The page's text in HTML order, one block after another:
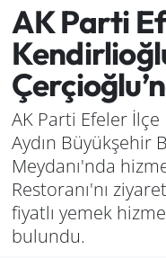
AK Parti
AK Parti Efeler İlçe
Aydın Büyükşehir
Meydanı'nda
Restoranı'nı
fiyatlı yemek
bulundu.
Genel
Haber
Izmir
Kütahya
Manisa
Muğla
Son Dakika
Haber Arşivi